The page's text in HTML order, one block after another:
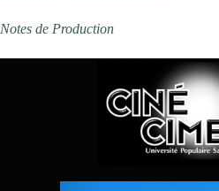
Notes de Production